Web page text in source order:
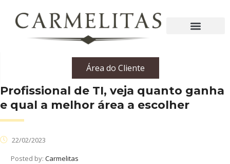
Área do Cliente
Profissional de TI, veja quanto ganha
e qual a melhor área a escolher
22/02/2023
Posted by: Carmelitas